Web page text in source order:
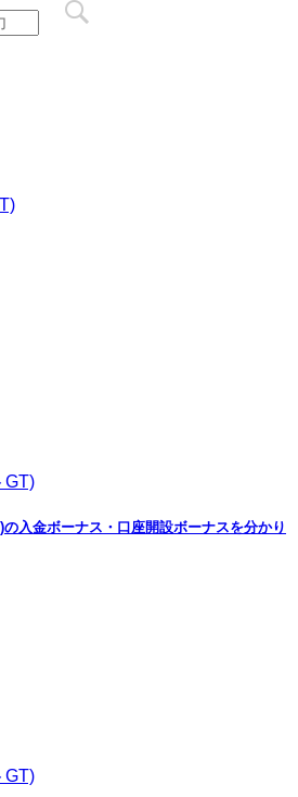
GT)
入金ボーナス・口座開設ボーナスを分かり
GT)